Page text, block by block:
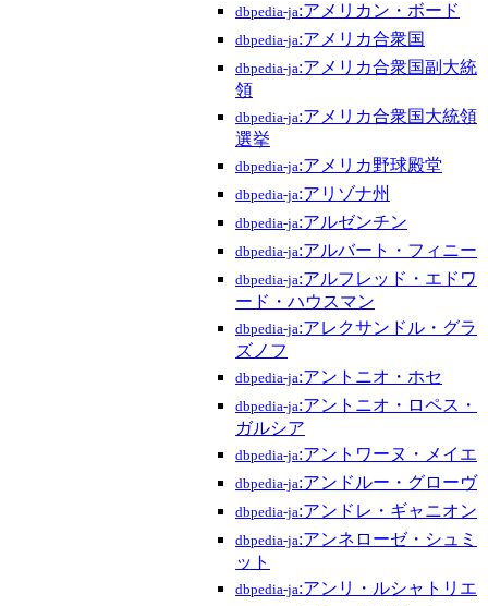
dbpedia-ja:アメリカン・ボード
dbpedia-ja:アメリカ合衆国
dbpedia-ja:アメリカ合衆国副大統
領
dbpedia-ja:アメリカ合衆国大統領
選挙
dbpedia-ja:アメリカ野球殿堂
dbpedia-ja:アリゾナ州
dbpedia-ja:アルゼンチン
dbpedia-ja:アルバート・フィニー
dbpedia-ja:アルフレッド・エドワ
ード・ハウスマン
dbpedia-ja:アレクサンドル・グラ
ズノフ
dbpedia-ja:アントニオ・ホセ
dbpedia-ja:アントニオ・ロペス・
ガルシア
dbpedia-ja:アントワーヌ・メイエ
dbpedia-ja:アンドルー・グローヴ
dbpedia-ja:アンドレ・ギャニオン
dbpedia-ja:アンネローゼ・シュミ
ット
dbpedia-ja:アンリ・ルシャトリエ